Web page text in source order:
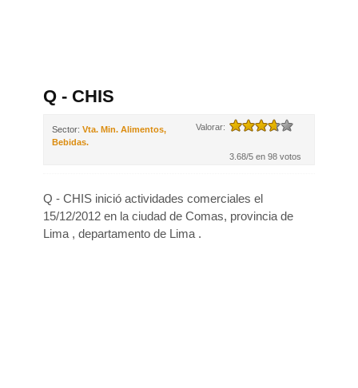
Q - CHIS
Sector: Vta. Min. Alimentos,
Bebidas.
Valorar:
3.68/5 en 98 votos
Q - CHIS inició actividades comerciales el
15/12/2012 en la ciudad de Comas, provincia de
Lima , departamento de Lima .